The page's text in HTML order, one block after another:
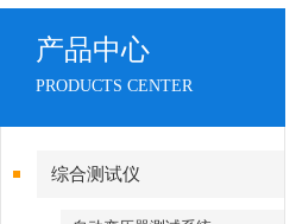
产品中心
PRODUCTS CENTER
综合测试仪